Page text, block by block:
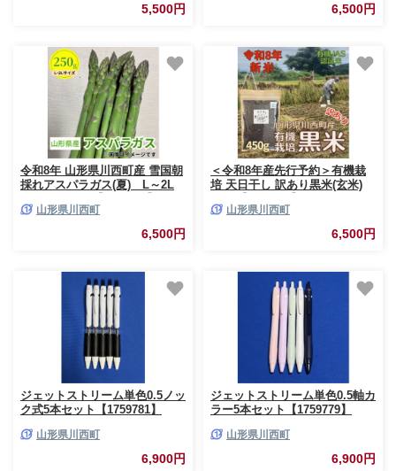
5,500円 6,500円
令和8年 山形県川西町産 雪国朝
採れアスパラガス(夏) L～2L
山形県川西町
6,500円
＜令和8年産先行予約＞有機栽
培 天日干し 訳あり黒米(玄米)
山形県川西町
6,500円
ジェットストリーム単色0.5ノッ
ク式5本セット【1759781】
山形県川西町
6,900円
ジェットストリーム単色0.5軸カ
ラー5本セット【1759779】
山形県川西町
6,900円